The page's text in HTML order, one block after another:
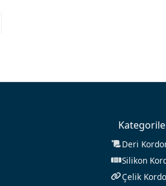
Deri
Silikon
Çelik